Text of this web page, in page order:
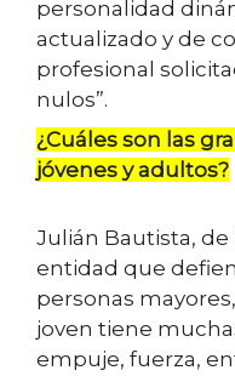
personalidad
actualizado y de
profesional
nulos”.
¿Cuáles son las
jóvenes y adultos?
Julián Bautista, de
entidad que
personas
joven tiene
empuje, fuerza,